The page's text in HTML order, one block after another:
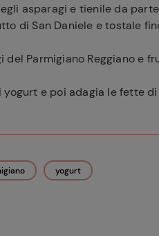
asparagi e tienile da
di San Daniele e tostale
Parmigiano Reggiano e
e poi adagia le fette di
yogurt